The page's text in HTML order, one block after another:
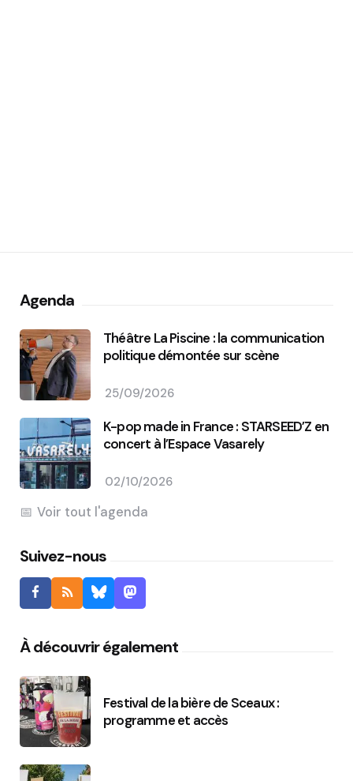
Agenda
Théâtre La Piscine : la communication
politique démontée sur scène
25/09/2026
K-pop made in France : STARSEED’Z en
concert à l’Espace Vasarely
02/10/2026
Voir tout l'agenda
Suivez-nous
À découvrir également
Festival de la bière de Sceaux :
programme et accès